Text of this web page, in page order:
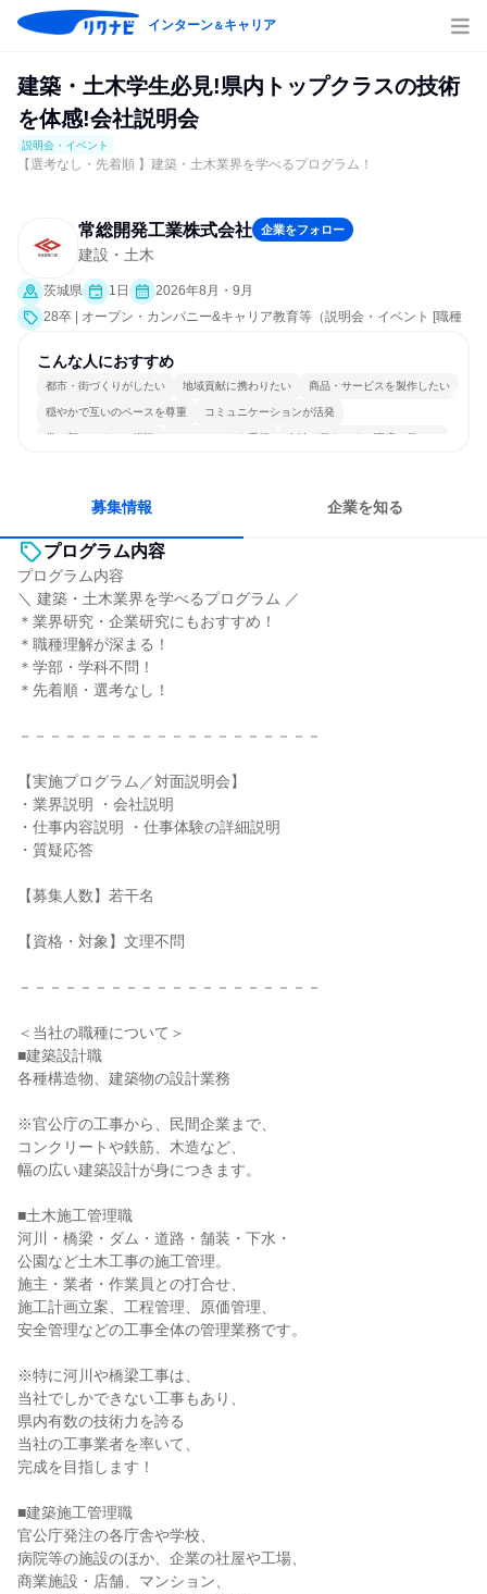
インターン＆キャリア
建築・土木学生必見!県内トップクラスの技術
を体感!会社説明会
説明会・イベント
【選考なし・先着順 】建築・土木業界を学べるプログラム！
常総開発工業株式会社 企業をフォロー
建設・土木
茨城県 1日
2026年8月・9月
28卒 | オープン・カンパニー&キャリア教育等（説明会・イベント [職種
こんな人におすすめ
都市・街づくりがしたい 地域貢献に携わりたい 商品・サービスを製作したい
穏やかで互いのペースを尊重 コミュニケーションが活発
常に新しいものに挑戦 チームワークを重視 女性が働きやすい環境で働ける
募集情報 企業を知る
プログラム内容
プログラム内容
＼ 建築・土木業界を学べるプログラム ／
＊業界研究・企業研究にもおすすめ！
＊職種理解が深まる！
＊学部・学科不問！
＊先着順・選考なし！
－－－－－－－－－－－－－－－－－－－－
【実施プログラム／対面説明会】
・業界説明 ・会社説明
・仕事内容説明 ・仕事体験の詳細説明
・質疑応答
【募集人数】若干名
【資格・対象】文理不問
－－－－－－－－－－－－－－－－－－－－
＜当社の職種について＞
■建築設計職
各種構造物、建築物の設計業務
※官公庁の工事から、民間企業まで、
コンクリートや鉄筋、木造など、
幅の広い建築設計が身につきます。
■土木施工管理職
河川・橋梁・ダム・道路・舗装・下水・
公園など土木工事の施工管理。
施主・業者・作業員との打合せ、
施工計画立案、工程管理、原価管理、
安全管理などの工事全体の管理業務です。
※特に河川や橋梁工事は、
当社でしかできない工事もあり、
県内有数の技術力を誇る
当社の工事業者を率いて、
完成を目指します！
■建築施工管理職
官公庁発注の各庁舎や学校、
病院等の施設のほか、企業の社屋や工場、
商業施設・店舗、マンション、